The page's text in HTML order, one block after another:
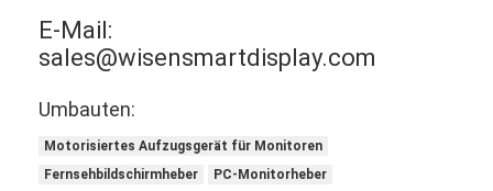
E-Mail:
sales@wisensmartdisplay.com
Umbauten:
Motorisiertes Aufzugsgerät für Monitoren
Fernsehbildschirmheber
PC-Monitorheber